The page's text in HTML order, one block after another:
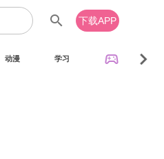
search 下载APP
动漫 学习 sports_esports chevron_right